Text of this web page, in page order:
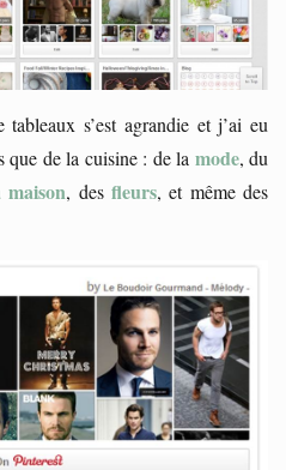
s’est agrandie et j’ai eu
que de la cuisine : de la mode, du
, des fleurs, et même des